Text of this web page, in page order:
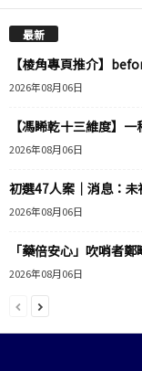
最新
【棱角專頁推介】
2026年08月06日
【馮睎乾十三維度】
2026年08月06日
初選47人案｜消息：
2026年08月06日
「藥倍安心」吹哨者
2026年08月06日